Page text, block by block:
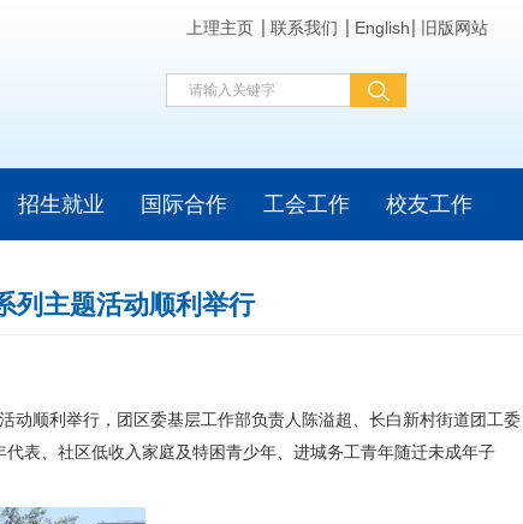
上理主页 联系我们 English 旧版网站
招生就业 国际合作 工会工作 校友工作
列主题活动顺利举行
动顺利举行，团区委基层工作部负责人陈溢超、长白新村街道团工委
表、社区低收入家庭及特困青少年、进城务工青年随迁未成年子